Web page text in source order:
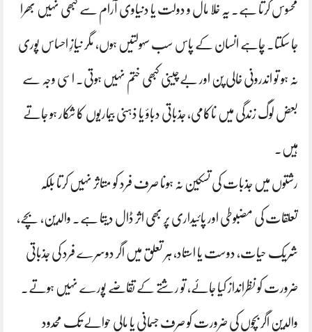
محسوس کرتا ہے۔ یہ خلا مال و دولت یا دنیاوی آرام سے کبھی نہیں بھرا
جا سکتا۔ چاہے انسان کے پاس سب سہولتیں ہوں، مگر نیازِ احساس پوری
نہ ہو تو اندرونی خالی پن اور بےچینی کبھی ختم نہیں ہوتی۔ اسی وجہ سے
بعض لوگ زندگی میں ناکامی، جذباتی دباؤ یا ذہنی بیماریوں کا شکار ہو جاتے
ہیں۔
رشتوں میں جذبات کی تسکین نہ ہونا صرف فرد کو متاثر نہیں کرتا بلکہ
تعلقات کی مضبوطی اور پائیداری پر بھی اثر ڈال دیتا ہے۔ والدین، بچے،
شریک حیات، دوست یا استاد، ہر تعلق میں اگر دوسرے فرد کی جذباتی
ضرورت کو نظرانداز کیا جائے، تو رشتے کے تقاضے پورے نہیں ہوتے۔
والدین اگر بچوں کی ضرورت کو صرف جسمانی یا مالی حوالے تک محدود